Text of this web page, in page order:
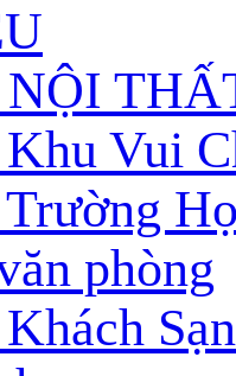
Vui
phòng
Sạn